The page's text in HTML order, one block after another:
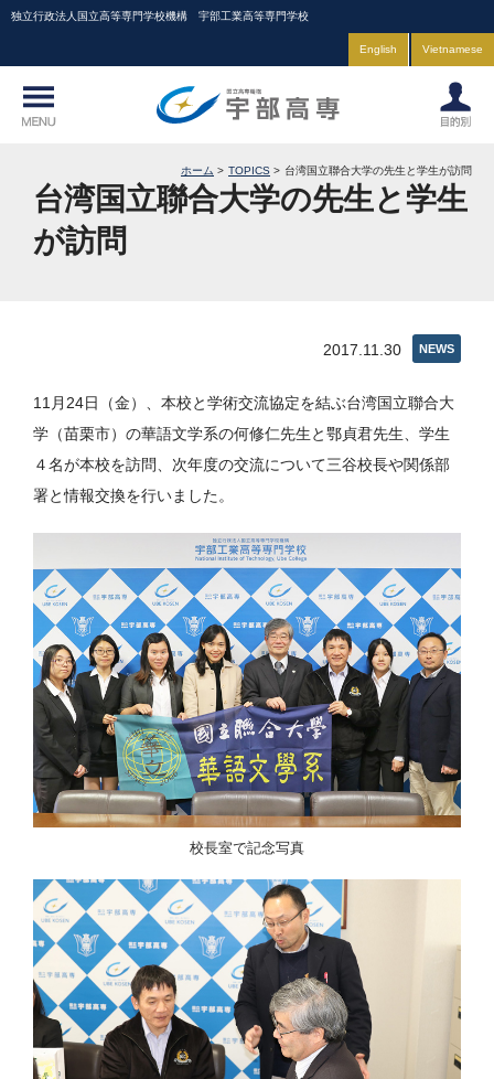
独立行政法人国立高等専門学校機構 宇部工業高等専門学校
English Vietnamese
ホーム TOPICS 台湾国立聯合大学の先生と学生が訪問
台湾国立聯合大学の先生と学生
が訪問
NEWS
2017.11.30
11月24日（金）、本校と学術交流協定を結ぶ台湾国立聯合大
学（苗栗市）の華語文学系の何修仁先生と鄂貞君先生、学生
４名が本校を訪問、次年度の交流について三谷校長や関係部
署と情報交換を行いました。
校長室で記念写真